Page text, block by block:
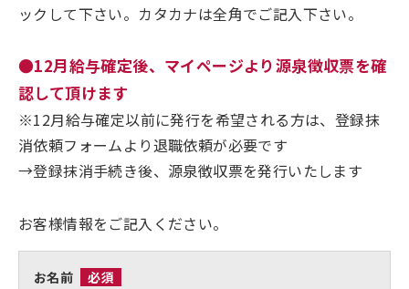
ックして下さい。カタカナは全角でご記入下さい。
●12月給与確定後、マイページより源泉徴収票を確
認して頂けます
※12月給与確定以前に発行を希望される方は、登録抹
消依頼フォームより退職依頼が必要です
→登録抹消手続き後、源泉徴収票を発行いたします
お客様情報をご記入ください。
お名前 必須